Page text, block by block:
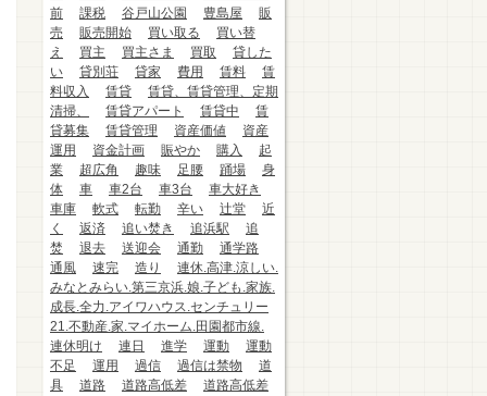
前
課税 谷戸山公園 豊島屋
販
売
販売開始 買い取る
買い替
え
買主 買主さま 買取
貸した
い
貸別荘 貸家 費用 賃料
賃
料収入
賃貸
賃貸、賃貸管理、定期
清掃、
賃貸アパート 賃貸中
賃
貸募集
賃貸管理 資産価値
資産
運用
資金計画 賑やか 購入
起
業
超広角 趣味 足腰 踊場
身
体
車 車2台 車3台
車大好き
車庫
軟式 転勤 辛い 辻堂
近
く
返済 追い焚き 追浜駅
追
焚
退去 送迎会 通勤
通学路
通風
速完 造り
連休.高津.涼しい.
みなとみらい.第三京浜.娘.子ども.家族.
成長.全力.アイワハウス.センチュリー
21.不動産.家.マイホーム.田園都市線.
連休明け
連日 進学 運動
運動
不足
運用 過信 過信は禁物
道
具
道路 道路高低差
道路高低差